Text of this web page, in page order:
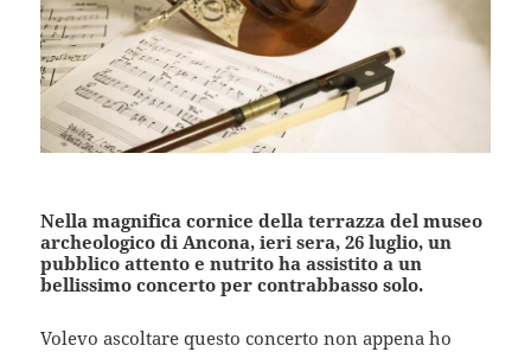
Nella magnifica cornice della terrazza del museo
archeologico di Ancona, ieri sera, 26 luglio, un
pubblico attento e nutrito ha assistito a un
bellissimo concerto per contrabbasso solo.
Volevo ascoltare questo concerto non appena ho